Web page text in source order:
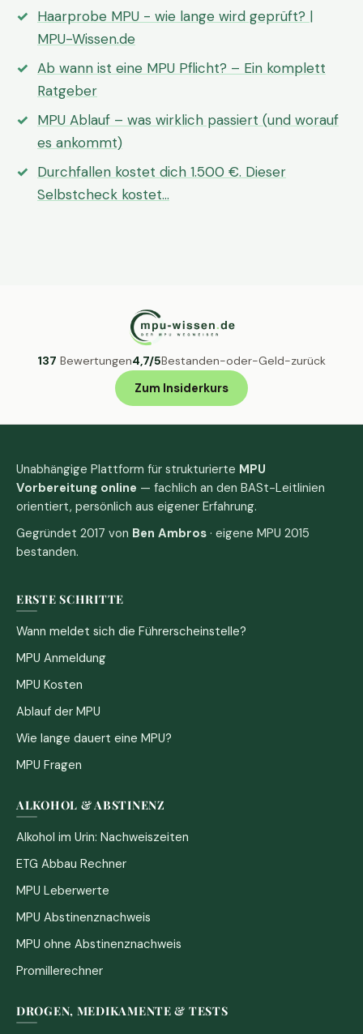
Haarprobe MPU - wie lange wird geprüft? |
MPU-Wissen.de
Ab wann ist eine MPU Pflicht? – Ein komplett
Ratgeber
MPU Ablauf – was wirklich passiert (und worauf
es ankommt)
Durchfallen kostet dich 1.500 €. Dieser
Selbstcheck kostet…
137 Bewertungen4,7/5Bestanden-oder-Geld-zurück
Zum Insiderkurs
Unabhängige Plattform für strukturierte MPU
Vorbereitung online — fachlich an den BASt-Leitlinien
orientiert, persönlich aus eigener Erfahrung.
Gegründet 2017 von Ben Ambros · eigene MPU 2015
bestanden.
ERSTE SCHRITTE
Wann meldet sich die Führerscheinstelle?
MPU Anmeldung
MPU Kosten
Ablauf der MPU
Wie lange dauert eine MPU?
MPU Fragen
ALKOHOL & ABSTINENZ
Alkohol im Urin: Nachweiszeiten
ETG Abbau Rechner
MPU Leberwerte
MPU Abstinenznachweis
MPU ohne Abstinenznachweis
Promillerechner
DROGEN, MEDIKAMENTE & TESTS